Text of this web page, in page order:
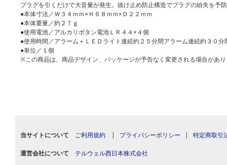
プラグを引くだけで大音量が発生。抜け止め防止構造でプラグの紛失を
●本体寸法／Ｗ３４ｍｍ×Ｈ６８ｍｍ×Ｄ２２ｍｍ
●本体重量／約２７ｇ
●使用電池／アルカリボタン電池ＬＲ４４×４個
●使用時間／アラーム＋ＬＥＤライト連続約２５分間アラーム連続約３０
●単位／１個
※この商品は、商品デザイン、パッケージが予告なく変更される場合があ
当サイトについて ご利用規約 | プライバシーポリシー | 特定商取引
運営会社について テルウェル西日本株式会社